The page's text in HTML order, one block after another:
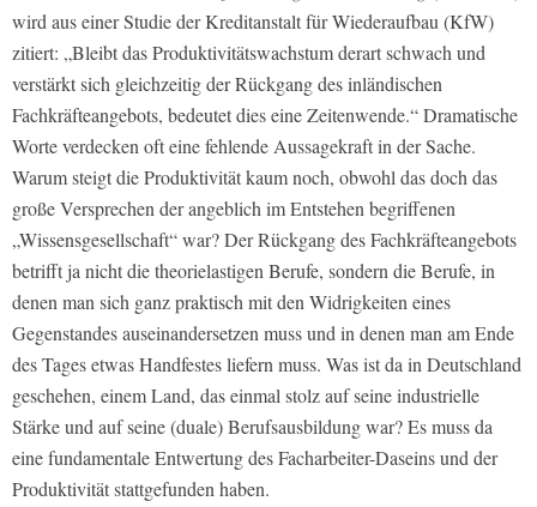
wird aus einer Studie der Kreditanstalt für Wiederaufbau (KfW)
zitiert: „Bleibt das Produktivitätswachstum derart schwach und
verstärkt sich gleichzeitig der Rückgang des inländischen
Fachkräfteangebots, bedeutet dies eine Zeitenwende.“ Dramatische
Worte verdecken oft eine fehlende Aussagekraft in der Sache.
Warum steigt die Produktivität kaum noch, obwohl das doch das
große Versprechen der angeblich im Entstehen begriffenen
„Wissensgesellschaft“ war? Der Rückgang des Fachkräfteangebots
betrifft ja nicht die theorielastigen Berufe, sondern die Berufe, in
denen man sich ganz praktisch mit den Widrigkeiten eines
Gegenstandes auseinandersetzen muss und in denen man am Ende
des Tages etwas Handfestes liefern muss. Was ist da in Deutschland
geschehen, einem Land, das einmal stolz auf seine industrielle
Stärke und auf seine (duale) Berufsausbildung war? Es muss da
eine fundamentale Entwertung des Facharbeiter-Daseins und der
Produktivität stattgefunden haben.